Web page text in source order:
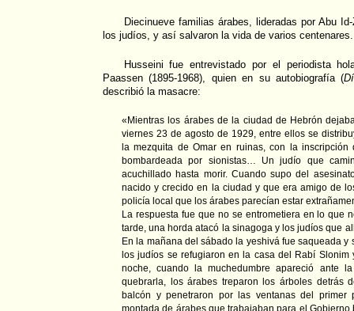
Diecinueve familias árabes, lideradas por Abu
los judíos, y así salvaron la vida de varios centenares.
Husseini fue entrevistado por el periodista
Paassen (1895-1968), quien en su autobiografía (
describió la masacre:
«Mientras los árabes de la ciudad de Hebrón
viernes 23 de agosto de 1929, entre ellos se
la mezquita de Omar en ruinas, con la
bombardeada por sionistas… Un judío que
acuchillado hasta morir. Cuando supo del
nacido y crecido en la ciudad y que era amigo de
policía local que los árabes parecían estar
La respuesta fue que no se entrometiera en lo que
tarde, una horda atacó la sinagoga y los judíos que
En la mañana del sábado la yeshivá fue saqueada
los judíos se refugiaron en la casa del Rabí
noche, cuando la muchedumbre apareció ante
quebrarla, los árabes treparon los árboles detrás
balcón y penetraron por las ventanas del primer